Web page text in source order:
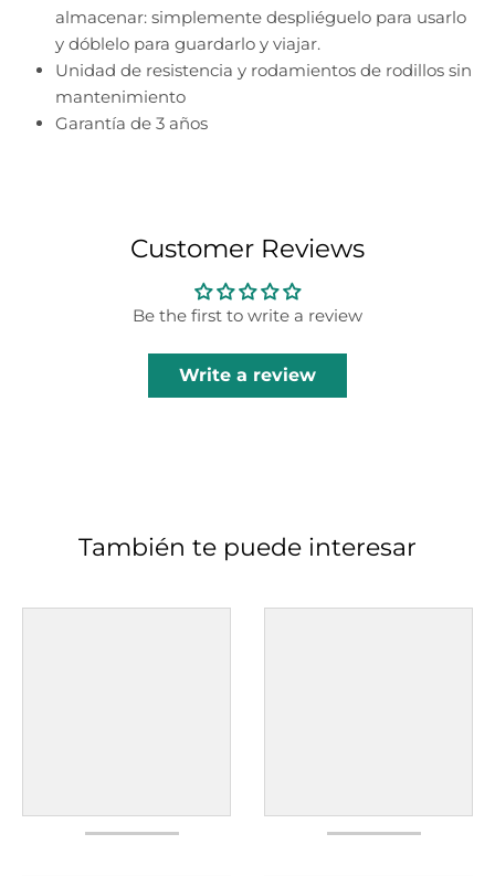
almacenar: simplemente despliéguelo para usarlo
y dóblelo para guardarlo y viajar.
Unidad de resistencia y rodamientos de rodillos sin
mantenimiento
Garantía de 3 años
Customer Reviews
Be the first to write a review
Write a review
También te puede interesar